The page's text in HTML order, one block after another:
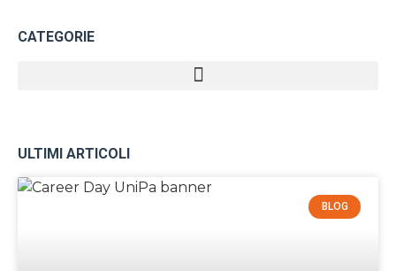
CATEGORIE
ULTIMI ARTICOLI
BLOG